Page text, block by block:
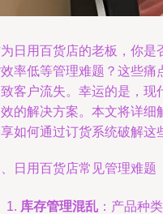
日用百货店的老板，你是
率低等管理难题？这些痛
客户流失。幸运的是，现
的解决方案。本文将详细
如何通过订货系统破解这
日用百货店常见管理难题
库存管理混乱 ：产品种